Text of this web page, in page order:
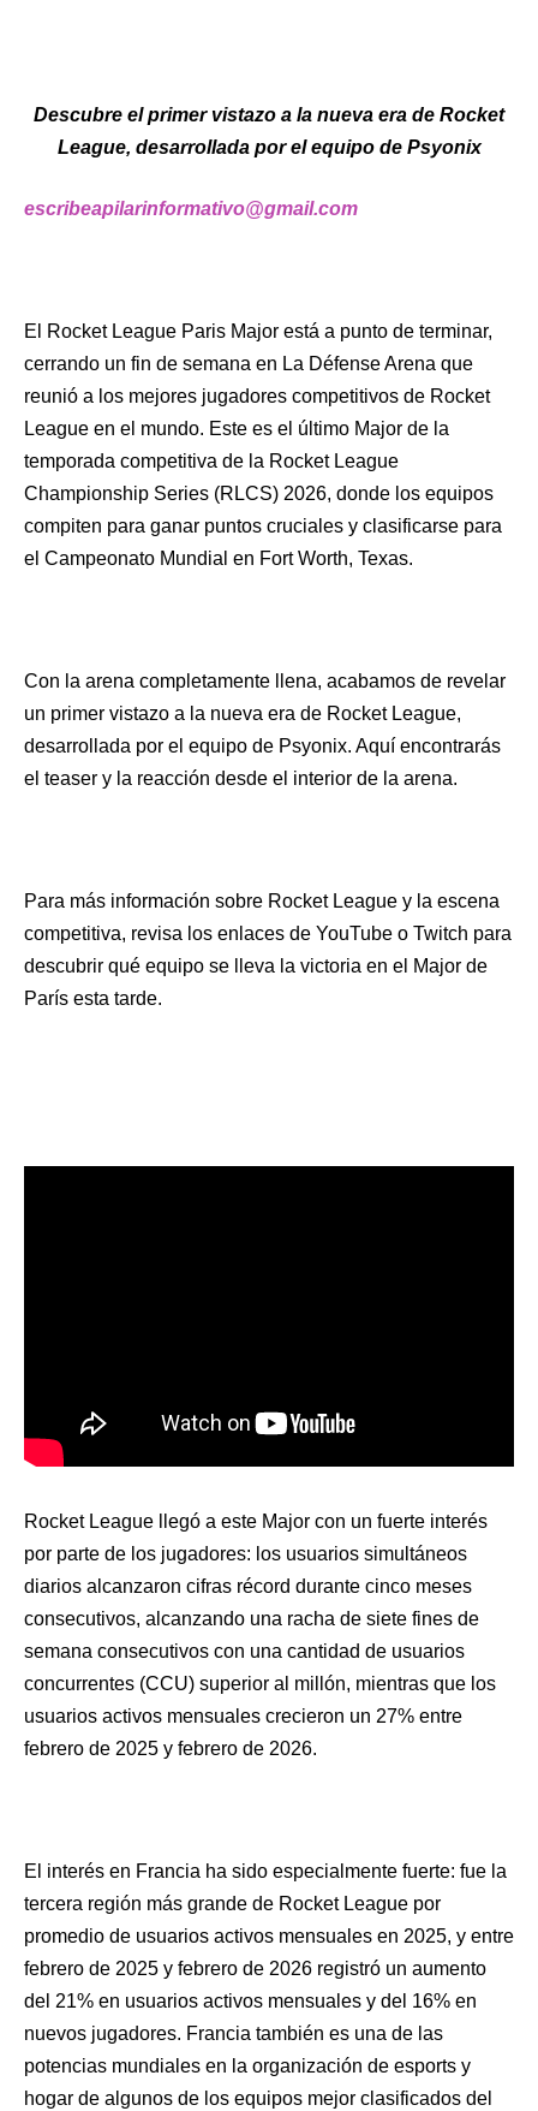
Descubre el primer vistazo a la nueva era de Rocket
League, desarrollada por el equipo de Psyonix
escribeapilarinformativo@gmail.com
El Rocket League Paris Major está a punto de terminar,
cerrando un fin de semana en La Défense Arena que
reunió a los mejores jugadores competitivos de Rocket
League en el mundo. Este es el último Major de la
temporada competitiva de la Rocket League
Championship Series (RLCS) 2026, donde los equipos
compiten para ganar puntos cruciales y clasificarse para
el Campeonato Mundial en Fort Worth, Texas.
Con la arena completamente llena, acabamos de revelar
un primer vistazo a la nueva era de Rocket League,
desarrollada por el equipo de Psyonix. Aquí encontrarás
el teaser y la reacción desde el interior de la arena.
Para más información sobre Rocket League y la escena
competitiva, revisa los enlaces de YouTube o Twitch para
descubrir qué equipo se lleva la victoria en el Major de
París esta tarde.
Rocket League llegó a este Major con un fuerte interés
por parte de los jugadores: los usuarios simultáneos
diarios alcanzaron cifras récord durante cinco meses
consecutivos, alcanzando una racha de siete fines de
semana consecutivos con una cantidad de usuarios
concurrentes (CCU) superior al millón, mientras que los
usuarios activos mensuales crecieron un 27% entre
febrero de 2025 y febrero de 2026.
El interés en Francia ha sido especialmente fuerte: fue la
tercera región más grande de Rocket League por
promedio de usuarios activos mensuales en 2025, y entre
febrero de 2025 y febrero de 2026 registró un aumento
del 21% en usuarios activos mensuales y del 16% en
nuevos jugadores. Francia también es una de las
potencias mundiales en la organización de esports y
hogar de algunos de los equipos mejor clasificados del